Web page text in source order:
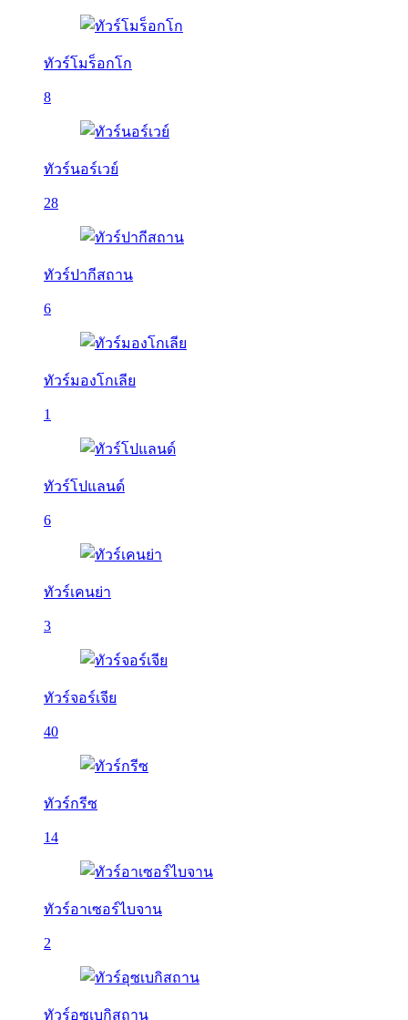
ทัวร์โมร็อกโก
8
ทัวร์นอร์เวย์
28
ทัวร์ปากีสถาน
6
ทัวร์มองโกเลีย
1
ทัวร์โปแลนด์
6
ทัวร์เคนย่า
3
ทัวร์จอร์เจีย
40
ทัวร์กรีซ
14
ทัวร์อาเซอร์ไบจาน
2
ทัวร์อุซเบกิสถาน